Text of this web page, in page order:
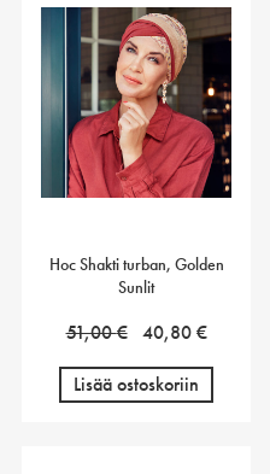
Hoc Shakti turban, Golden
Sunlit
51,00€ Alkuperäinen
oli:
40,80€
Lisää ostoskoriin